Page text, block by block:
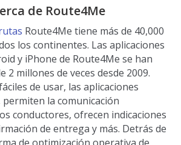
de Route4Me
Route4Me tiene más de 40,000
los continentes. Las aplicaciones
y iPhone de Route4Me se han
2 millones de veces desde 2009.
de usar, las aplicaciones
la comunicación
conductores, ofrecen indicaciones
de entrega y más. Detrás de